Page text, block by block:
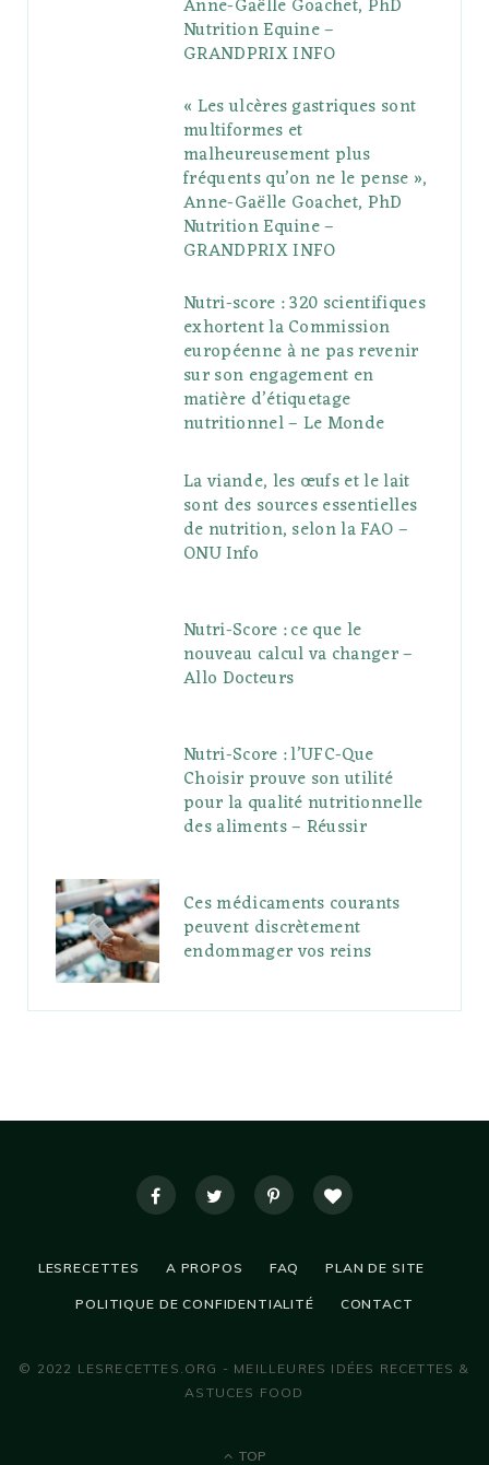
s
m
Anne-Gaëlle Goachet, PhD
Nutrition Equine –
GRANDPRIX INFO
« Les ulcères gastriques sont
multiformes et
malheureusement plus
fréquents qu’on ne le pense »,
Anne-Gaëlle Goachet, PhD
Nutrition Equine –
GRANDPRIX INFO
Nutri-score : 320 scientifiques
exhortent la Commission
européenne à ne pas revenir
sur son engagement en
matière d’étiquetage
nutritionnel – Le Monde
La viande, les œufs et le lait
sont des sources essentielles
de nutrition, selon la FAO –
ONU Info
Nutri-Score : ce que le
nouveau calcul va changer –
Allo Docteurs
Nutri-Score : l’UFC-Que
Choisir prouve son utilité
pour la qualité nutritionnelle
des aliments – Réussir
Ces médicaments courants
peuvent discrètement
endommager vos reins
LESRECETTES A PROPOS FAQ PLAN DE SITE
POLITIQUE DE CONFIDENTIALITÉ CONTACT
© 2022 LESRECETTES.ORG - MEILLEURES IDÉES RECETTES &
ASTUCES FOOD
TOP